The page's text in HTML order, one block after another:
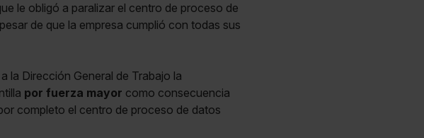
le obligó a paralizar el centro de proceso de
de que la empresa cumplió con todas sus
la Dirección General de Trabajo la
por fuerza mayor como consecuencia
completo el centro de proceso de datos